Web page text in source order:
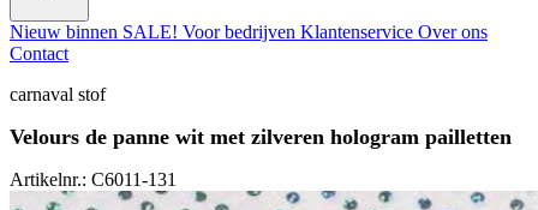
Nieuw binnen SALE! Voor bedrijven Klantenservice Over ons
Contact
carnaval stof
Velours de panne wit met zilveren hologram pailletten
Artikelnr.: C6011-131